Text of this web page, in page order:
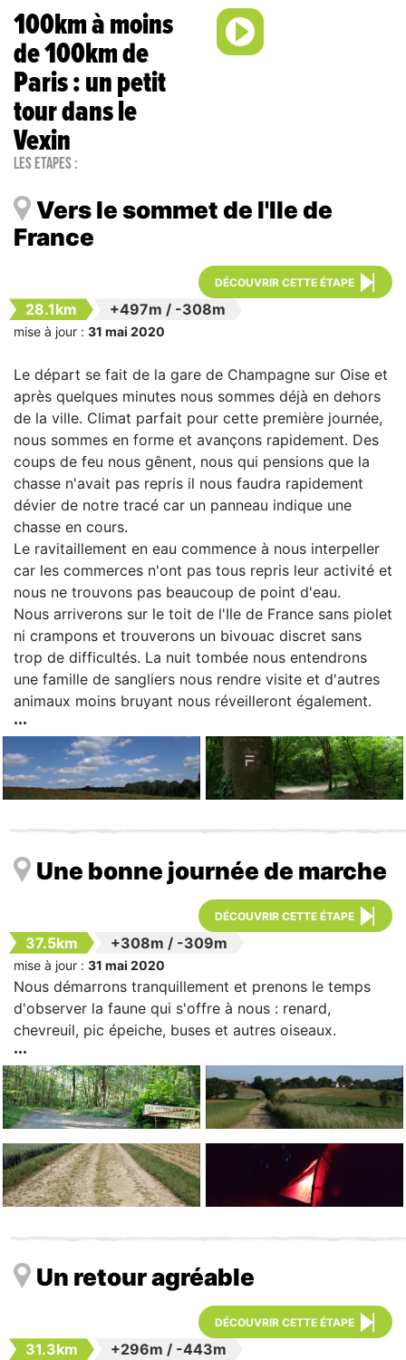
100km à moins
de 100km de
Paris : un petit
tour dans le
Vexin
Les étapes :
Vers le sommet de l'Ile de
France
DÉCOUVRIR CETTE ÉTAPE
28.1km +497m / -308m
mise à jour : 31 mai 2020
Le départ se fait de la gare de Champagne sur Oise et
après quelques minutes nous sommes déjà en dehors
de la ville. Climat parfait pour cette première journée,
nous sommes en forme et avançons rapidement. Des
coups de feu nous gênent, nous qui pensions que la
chasse n'avait pas repris il nous faudra rapidement
dévier de notre tracé car un panneau indique une
chasse en cours.
Le ravitaillement en eau commence à nous interpeller
car les commerces n'ont pas tous repris leur activité et
nous ne trouvons pas beaucoup de point d'eau.
Nous arriverons sur le toit de l'Ile de France sans piolet
ni crampons et trouverons un bivouac discret sans
trop de difficultés. La nuit tombée nous entendrons
une famille de sangliers nous rendre visite et d'autres
animaux moins bruyant nous réveilleront également.
Une bonne journée de marche
DÉCOUVRIR CETTE ÉTAPE
37.5km +308m / -309m
mise à jour : 31 mai 2020
Nous démarrons tranquillement et prenons le temps
d'observer la faune qui s'offre à nous : renard,
chevreuil, pic épeiche, buses et autres oiseaux.
Un retour agréable
DÉCOUVRIR CETTE ÉTAPE
31.3km +296m / -443m